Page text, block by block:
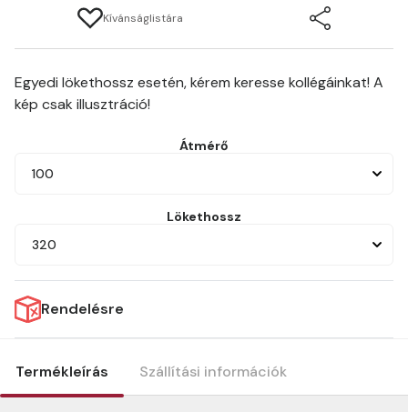
Kívánságlistára
Egyedi lökethossz esetén, kérem keresse kollégáinkat! A
kép csak illusztráció!
Átmérő
100
Lökethossz
320
Rendelésre
Termékleírás Szállítási információk